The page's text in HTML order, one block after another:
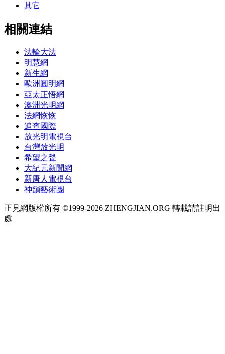
其它
相關連結
法輪大法
明慧網
新生網
歐洲圓明網
亞太正悟網
澳洲光明網
法網恢恢
追查國際
放光明電視台
台灣放光明
希望之聲
大紀元新聞網
新唐人電視台
神韻藝術團
正見網版權所有 ©1999-2026 ZHENGJIAN.ORG 轉載請註明出
處